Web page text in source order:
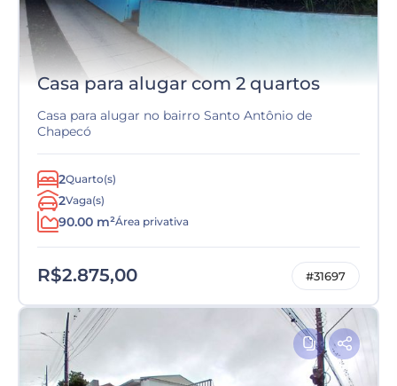
Casa para alugar com 2 quartos
Casa para alugar no bairro Santo Antônio de
Chapecó
2Quarto(s)
2Vaga(s)
90.00 m²Área privativa
R$2.875,00 #31697